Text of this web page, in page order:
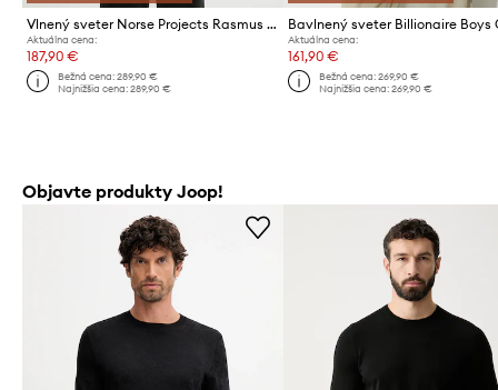
Vlnený sveter Norse Projects Rasmus Relaxed Brushed Polo
Aktuálna cena:
187,90 €
Bežná cena:289,90 €
Najnižšia cena:289,90 €
Aktuálna cena:
161,90 €
Bežná cena: 269,90 €
Najnižšia cena: 269,90 €
Objavte produkty Joop!